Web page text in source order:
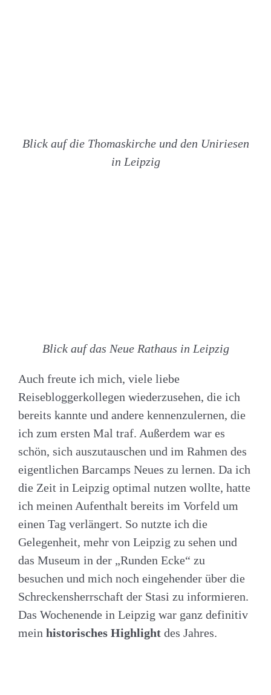
Blick auf die Thomaskirche und den Uniriesen
in Leipzig
Blick auf das Neue Rathaus in Leipzig
Auch freute ich mich, viele liebe
Reisebloggerkollegen wiederzusehen, die ich
bereits kannte und andere kennenzulernen, die
ich zum ersten Mal traf. Außerdem war es
schön, sich auszutauschen und im Rahmen des
eigentlichen Barcamps Neues zu lernen. Da ich
die Zeit in Leipzig optimal nutzen wollte, hatte
ich meinen Aufenthalt bereits im Vorfeld um
einen Tag verlängert. So nutzte ich die
Gelegenheit, mehr von Leipzig zu sehen und
das Museum in der „Runden Ecke“ zu
besuchen und mich noch eingehender über die
Schreckensherrschaft der Stasi zu informieren.
Das Wochenende in Leipzig war ganz definitiv
mein historisches Highlight des Jahres.